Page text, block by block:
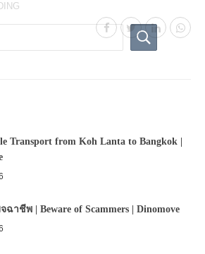
Transport from Koh Lanta to Bangkok |
ฉาชีพ | Beware of Scammers | Dinomove